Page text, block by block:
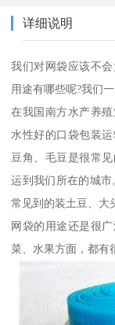
详细说明
我们对网袋应该不
用途有哪些呢?我们一
在我国南方水产养
水性好的口袋包装
豆角、毛豆是很常
运到我们所在的城
常见到的装土豆、大
网袋的用途还是很
菜、水果方面，都有